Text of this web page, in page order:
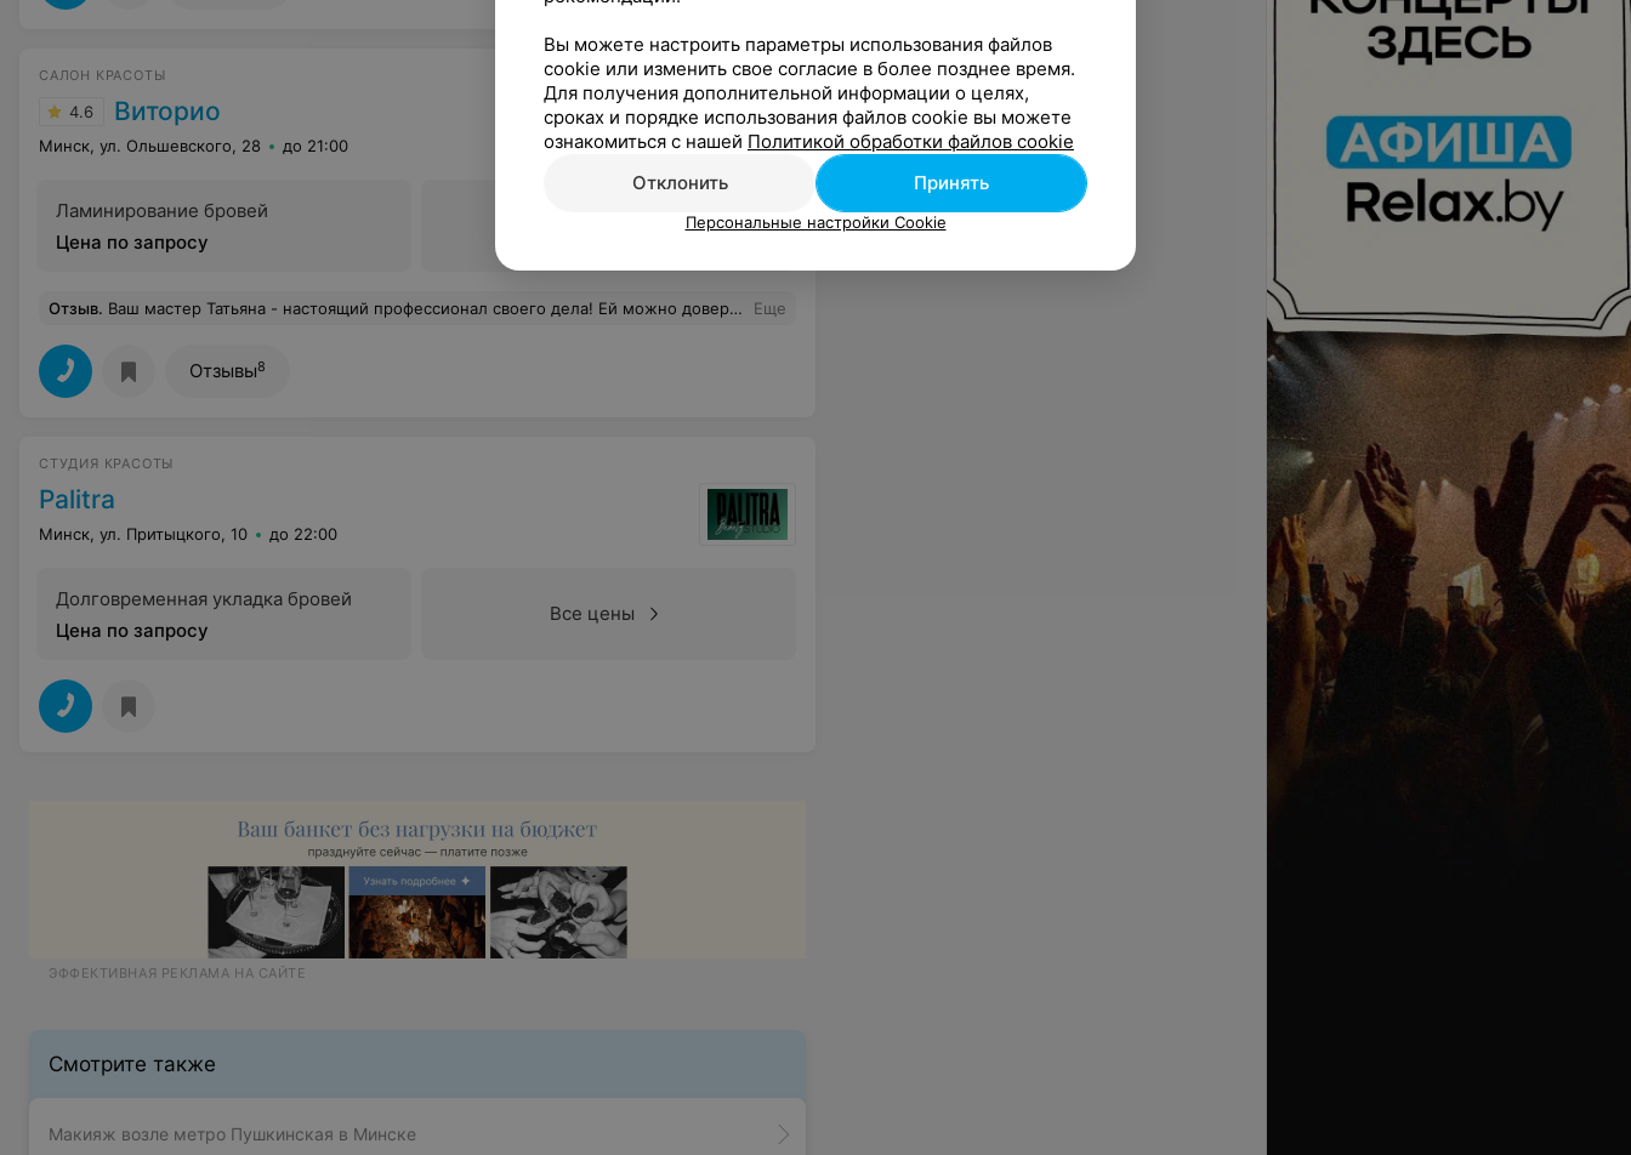
САЛОН КРАСОТЫ
4.6 Виторио
Минск, ул. Ольшевского, 28 до 21:00
Ламинирование бровей
Цена по запросу
Отзыв. Ваш мастер Татьяна - настоящий профессионал своего дела! Ей можно доверить свои волосы и знать, что ты в надежных руках! Всегда порекомендует и посоветует то, что будет лучше! Так хорошо, что я нашла мастера, который тебя слышит и понимает! Спасибо! Еще
Отзывы8
СТУДИЯ КРАСОТЫ
Palitra
Минск, ул. Притыцкого, 10 до 22:00
Долговременная укладка бровей
Цена по запросу
Все цены
ЭФФЕКТИВНАЯ РЕКЛАМА НА САЙТЕ
Смотрите также
Макияж возле метро Пушкинская в Минске
Вы можете настроить параметры использования файлов
cookie или изменить свое согласие в более позднее время.
Для получения дополнительной информации о целях,
сроках и порядке использования файлов cookie вы можете
ознакомиться с нашей Политикой обработки файлов cookie
Отклонить
Принять
Персональные настройки Cookie